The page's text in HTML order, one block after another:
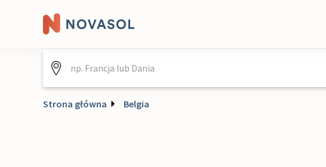
Strona główna Belgia